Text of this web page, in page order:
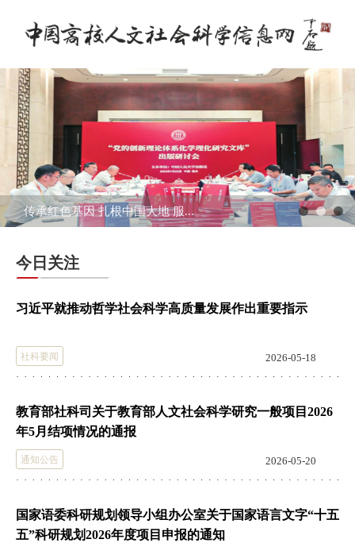
传承红色基因 扎根中国大地 服...
今日关注
习近平就推动哲学社会科学高质量发展作出重要指示
社科要闻 2026-05-18
教育部社科司关于教育部人文社会科学研究一般项目2026
年5月结项情况的通报
通知公告 2026-05-20
国家语委科研规划领导小组办公室关于国家语言文字“十五
五”科研规划2026年度项目申报的通知